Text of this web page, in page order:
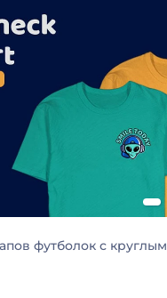
футболок с круглым